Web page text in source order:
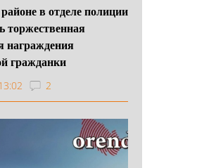
в отделе полиции
торжественная
награждения
гражданки
2